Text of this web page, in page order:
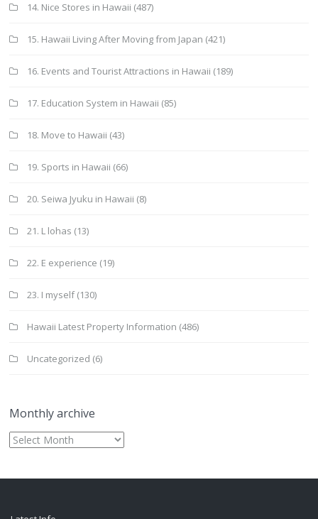
14. Nice Stores in Hawaii (487)
15. Hawaii Living After Moving from Japan (421)
16. Events and Tourist Attractions in Hawaii (189)
17. Education System in Hawaii (85)
18. Move to Hawaii (43)
19. Sports in Hawaii (66)
20. Seiwa Jyuku in Hawaii (8)
21. L lohas (13)
22. E experience (19)
23. I myself(130)
Hawaii Latest Property Information (486)
Uncategorized (6)
Monthly archive
Monthly
archive